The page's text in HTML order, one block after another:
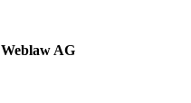
Weblaw AG